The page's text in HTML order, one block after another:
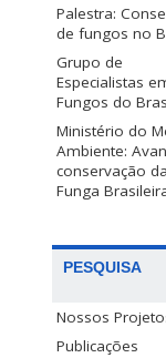
Palestra:
de fungos no
Grupo de
Especialistas
Fungos do
Ministério do
Ambiente:
conservação da
Funga
PESQUISA
Nossos
Publicações